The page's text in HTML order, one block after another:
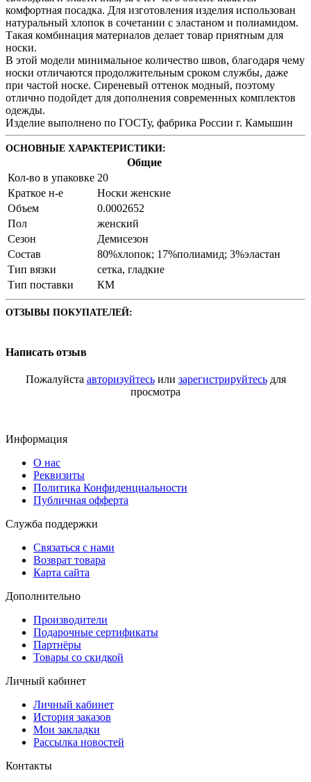
комфортная посадка. Для изготовления изделия использован
натуральный хлопок в сочетании с эластаном и полиамидом.
Такая комбинация материалов делает товар приятным для
носки.
В этой модели минимальное количество швов, благодаря чему
носки отличаются продолжительным сроком службы, даже
при частой носке. Сиреневый оттенок модный, поэтому
отлично подойдет для дополнения современных комплектов
одежды.
Изделие выполнено по ГОСТу, фабрика России г. Камышин
ОСНОВНЫЕ ХАРАКТЕРИСТИКИ:
Общие
Кол-во в упаковке 20
Краткое н-е
Носки женские
Объем
0.0002652
Пол
женский
Сезон
Демисезон
Состав
80%хлопок; 17%полиамид; 3%эластан
Тип вязки
сетка, гладкие
Тип поставки
КМ
ОТЗЫВЫ ПОКУПАТЕЛЕЙ:
Написать отзыв
Пожалуйста авторизуйтесьили зарегистрируйтесьдля
просмотра
Информация
О нас
Реквизиты
Политика Конфиденциальности
Публичная офферта
Служба поддержки
Связаться с нами
Возврат товара
Карта сайта
Дополнительно
Производители
Подарочные сертификаты
Партнёры
Товары со скидкой
Личный кабинет
Личный кабинет
История заказов
Мои закладки
Рассылка новостей
Контакты